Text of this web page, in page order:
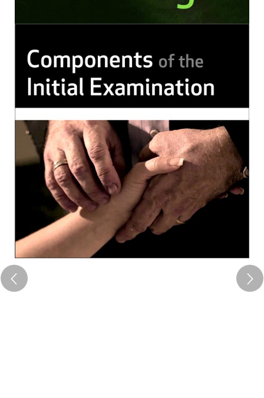
Esta gravação está disponível apenas no formato
online; você não receberá um DVD ou cópia física
da gravação – ela está disponível para você
assistir como um curso através de sua conta.